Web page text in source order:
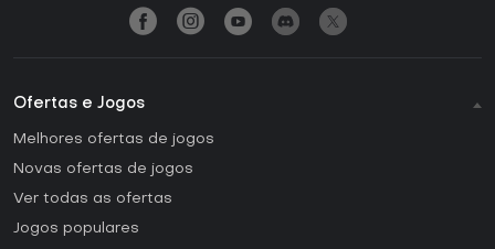
Ofertas e Jogos
Melhores ofertas de jogos
Novas ofertas de jogos
Ver todas as ofertas
Jogos populares